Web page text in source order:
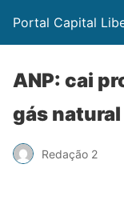
Portal Capital
ANP: cai
gás
Redação 2